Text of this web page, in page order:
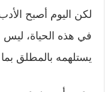
لكن اليوم أصبح
في هذه الحياة،
يستلهمه بالمطلق